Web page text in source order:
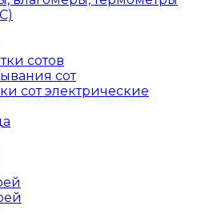
сотов
сот
сот электрические